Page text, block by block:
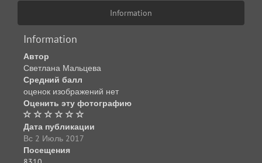
Information
Information
Автор
Светлана Мальцева
Средний балл
оценок изображений нет
Оценить эту фотографию
Дата публикации
Вс 2 Июль 2017
Посещения